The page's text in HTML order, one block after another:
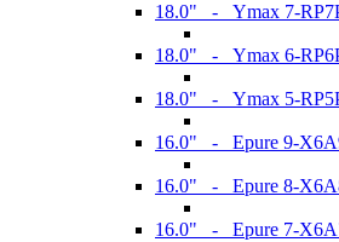
18.0" - Ymax 7-
18.0" - Ymax 6-
18.0" - Ymax 5-
16.0" - Epure 9-
16.0" - Epure 8-
16.0" - Epure 7-